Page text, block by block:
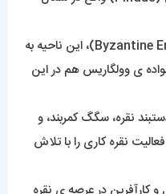
در شهر کوچکی در رشته کوه پیندوس (Pindus) واقع در شمال
ی وولگاریس هم در این
نقره، سگگ کمربند، و
نقره کاری را با تلاش